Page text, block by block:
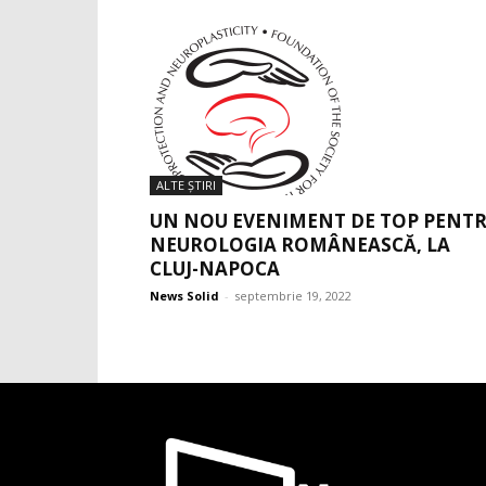
ALTE ŞTIRI
UN NOU EVENIMENT DE TOP
NEUROLOGIA ROMÂNEASCĂ, LA
CLUJ-NAPOCA
News Solid - septembrie 19, 2022